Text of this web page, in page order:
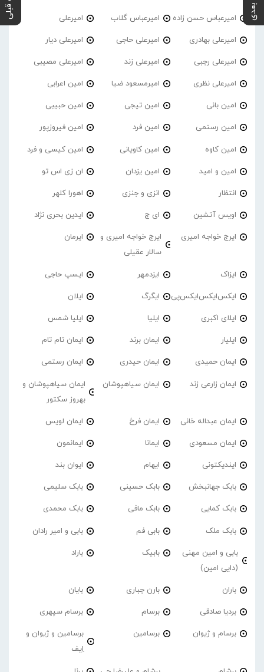
امیرعباس حسن زاده امیرعباس گلاب امیرعلی
امیرعلی بهادری امیرعلی حاجی امیرعلی دیار
امیرعلی رجبی امیرعلی زند امیرعلی مصیبی
امیرعلی نظری امیرمسعود ضیا امین اعرابی
امین بانی امین تیجی امین حبیبی
امین رستمی امین فرد امین فیروزپور
امین کاوه امین کاویانی امین کیسی و فرد
امین و امید امین یزدان ان زی اس تو
انتظار انزی و جنزی اهورا کلهر
اویس آتشین ای ج ایدین بحری نژاد
ایرج خواجه امیری
ایرج خواجه امیری و
سالار عقیلی
ایرمان
ایزاک ایزدمهر ایسپ حاجی
ایکس‌ایکس‌ایکس‌پی ایگرگ ایلان
ایلای اکبری ایلیا ایلیا شمس
ایلیار ایمان برند ایمان تام تام
ایمان حمیدی ایمان حیدری ایمان رستمی
ایمان زارعی زند ایمان سیاهپوشان
ایمان سیاهپوشان و
بهروز سکتور
ایمان عبداله خانی ایمان فرخ ایمان لویس
ایمان مسعودی ایمانا ایمانمون
ایندیکتونی ایهام ایوان بند
بابک جهانبخش بابک حسینی بابک سلیمی
بابک کمایی بابک مافی بابک محمدی
بابک ملک بابی فم بابی و امیر رادان
بابی و امین مهنی
(دایی امین)
بابیک باراد
باران بارن جباری بایان
بردیا صادقی برسام برسام سپهری
برسام و ژیوان برسامین
برسامین و ژیوان و
اِیف